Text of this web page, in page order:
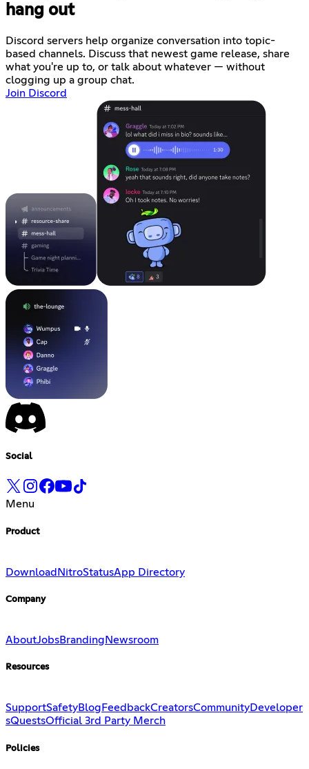
hang out
Discord servers help organize conversation into topic-
based channels. Discuss that newest game release, share
what you're up to, or talk about whatever — without
clogging up a group chat.
Join Discord
Social
Menu
Product
Download NitroStatusApp Directory
Company
AboutJobsBranding Newsroom
Resources
SupportSafetyBlog FeedbackCreatorsCommunityDeveloper
sQuestsOfficial 3rd Party Merch
Policies